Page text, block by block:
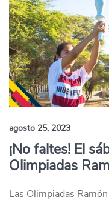
agosto 25, 2023
¡No faltes! El
Olimpiadas
Las Olimpiadas